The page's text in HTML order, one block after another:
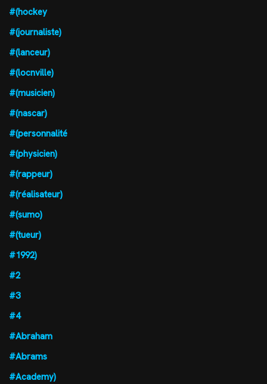
#(hockey
#(journaliste)
#(lanceur)
#(locnville)
#(musicien)
#(nascar)
#(personnalité
#(physicien)
#(rappeur)
#(réalisateur)
#(sumo)
#(tueur)
#1992)
#2
#3
#4
#Abraham
#Abrams
#Academy)